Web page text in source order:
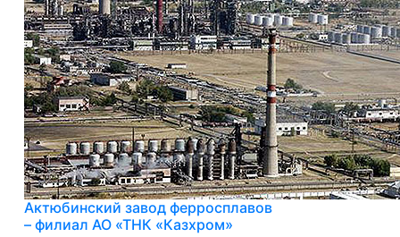
Актюбинский завод ферросплавов
– филиал АО «ТНК «Казхром»